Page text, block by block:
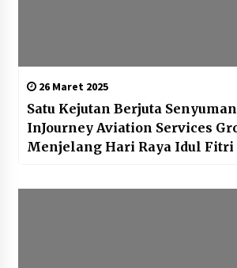
26 Maret 2025
Satu Kejutan Berjuta
InJourney Aviation Services
Menjelang Hari Raya Idul Fitri